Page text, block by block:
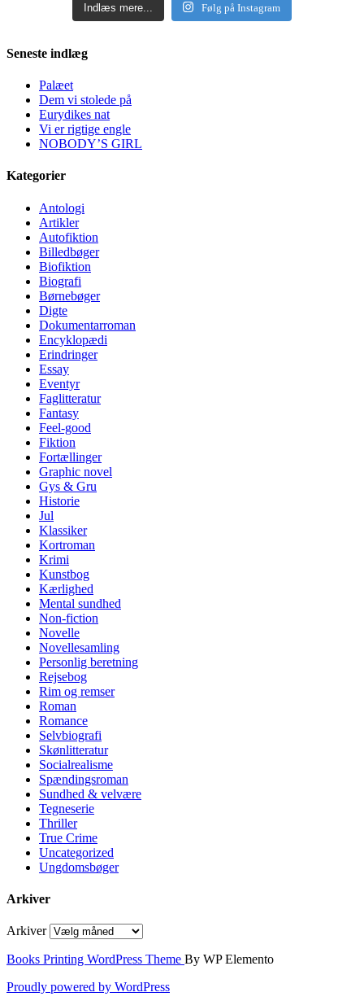
Indlæs mere... Følg på Instagram
Seneste indlæg
Palæet
Dem vi stolede på
Eurydikes nat
Vi er rigtige engle
NOBODY’S GIRL
Kategorier
Antologi
Artikler
Autofiktion
Billedbøger
Biofiktion
Biografi
Børnebøger
Digte
Dokumentarroman
Encyklopædi
Erindringer
Essay
Eventyr
Faglitteratur
Fantasy
Feel-good
Fiktion
Fortællinger
Graphic novel
Gys & Gru
Historie
Jul
Klassiker
Kortroman
Krimi
Kunstbog
Kærlighed
Mental sundhed
Non-fiction
Novelle
Novellesamling
Personlig beretning
Rejsebog
Rim og remser
Roman
Romance
Selvbiografi
Skønlitteratur
Socialrealisme
Spændingsroman
Sundhed & velvære
Tegneserie
Thriller
True Crime
Uncategorized
Ungdomsbøger
Arkiver
Arkiver
Books Printing WordPress Theme By WP Elemento
Proudly powered by WordPress